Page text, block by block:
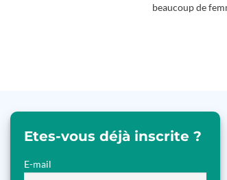
beaucoup de
Etes-vous déjà inscrite ?
E-mail